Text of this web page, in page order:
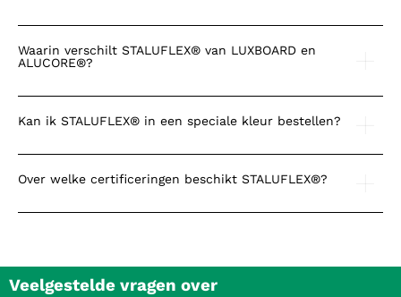
Waarin verschilt STALUFLEX® van LUXBOARD en
ALUCORE®?
Kan ik STALUFLEX® in een speciale kleur bestellen?
Over welke certificeringen beschikt STALUFLEX®?
Veelgestelde vragen over